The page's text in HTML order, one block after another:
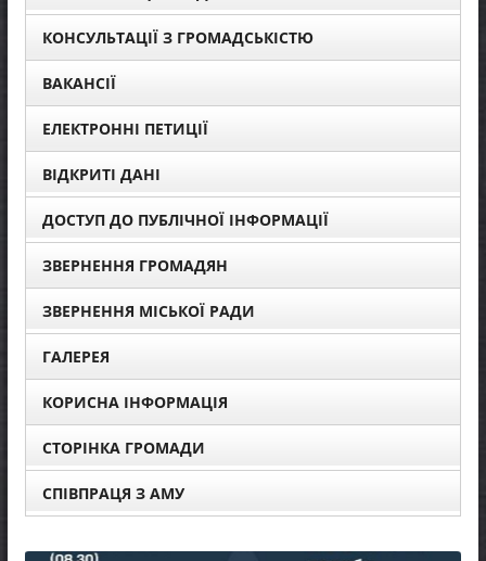
КОНСУЛЬТАЦІЇ З ГРОМАДСЬКІСТЮ
ВАКАНСІЇ
ЕЛЕКТРОННІ ПЕТИЦІЇ
ВІДКРИТІ ДАНІ
ДОСТУП ДО ПУБЛІЧНОЇ ІНФОРМАЦІЇ
ЗВЕРНЕННЯ ГРОМАДЯН
ЗВЕРНЕННЯ МІСЬКОЇ РАДИ
ГАЛЕРЕЯ
КОРИСНА ІНФОРМАЦІЯ
СТОРІНКА ГРОМАДИ
СПІВПРАЦЯ З АМУ